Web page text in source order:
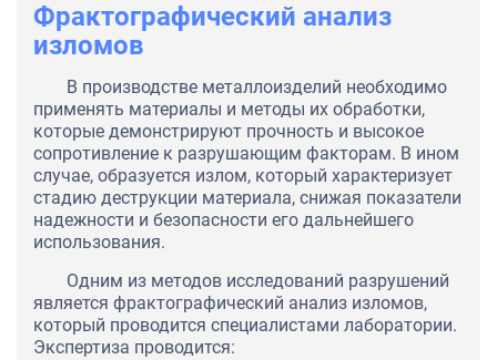
Фрактографический анализ
изломов
В производстве металлоизделий необходимо
применять материалы и методы их обработки,
которые демонстрируют прочность и высокое
сопротивление к разрушающим факторам. В ином
случае, образуется излом, который характеризует
стадию деструкции материала, снижая показатели
надежности и безопасности его дальнейшего
использования.
Одним из методов исследований разрушений
является фрактографический анализ изломов,
который проводится специалистами лаборатории.
Экспертиза проводится: